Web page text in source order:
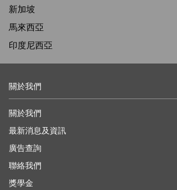
新加坡
馬來西亞
印度尼西亞
關於我們
關於我們
最新消息及資訊
廣告查詢
聯絡我們
獎學金